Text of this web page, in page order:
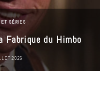
SÉRIES
du Himbo
2026